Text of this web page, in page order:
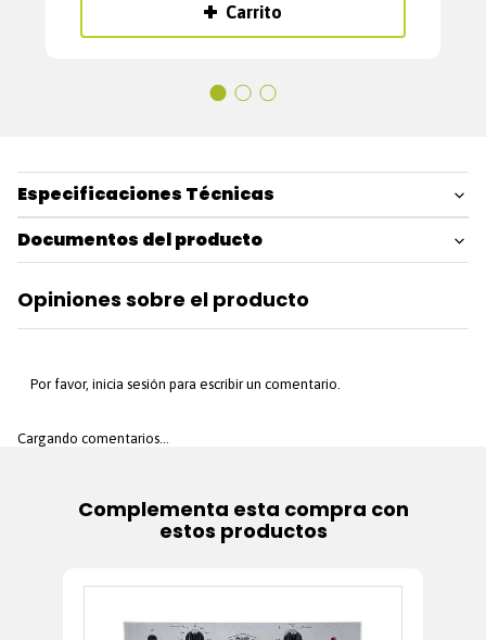
Carrito
Especificaciones Técnicas
Documentos del producto
Opiniones sobre el producto
Por favor, inicia sesión para escribir un comentario.
Cargando comentarios…
Complementa esta compra con
estos productos